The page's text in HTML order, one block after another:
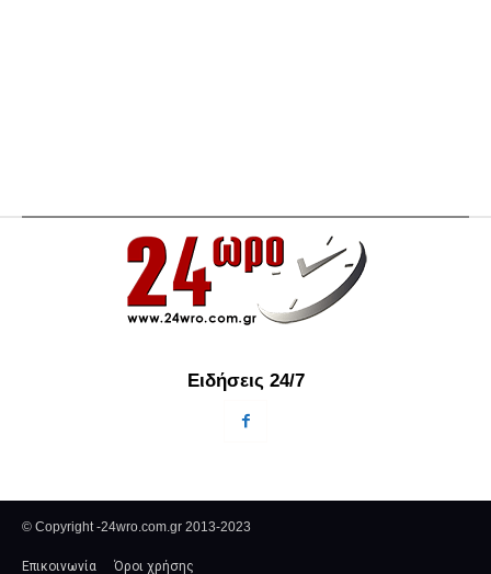
Ειδήσεις 24/7
© Copyright -24wro.com.gr 2013-2023
Επικοινωνία Όροι χρήσης